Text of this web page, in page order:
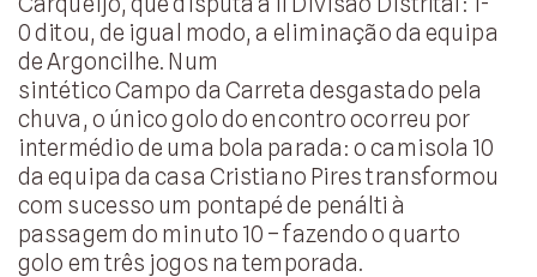
0 ditou, de igual modo, a eliminação da equipa
de Argoncilhe. Num
sintético Campo da Carreta desgastado pela
chuva, o único golo do encontro ocorreu por
intermédio de uma bola parada: o camisola 10
da equipa da casa Cristiano Pires transformou
com sucesso um pontapé de penálti à
passagem do minuto 10 – fazendo o quarto
golo em três jogos na temporada.